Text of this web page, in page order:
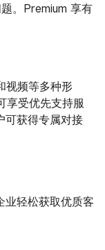
。Premium 享有
视频等多种形
享受优先支持服
可获得专属对接
业轻松获取优质客